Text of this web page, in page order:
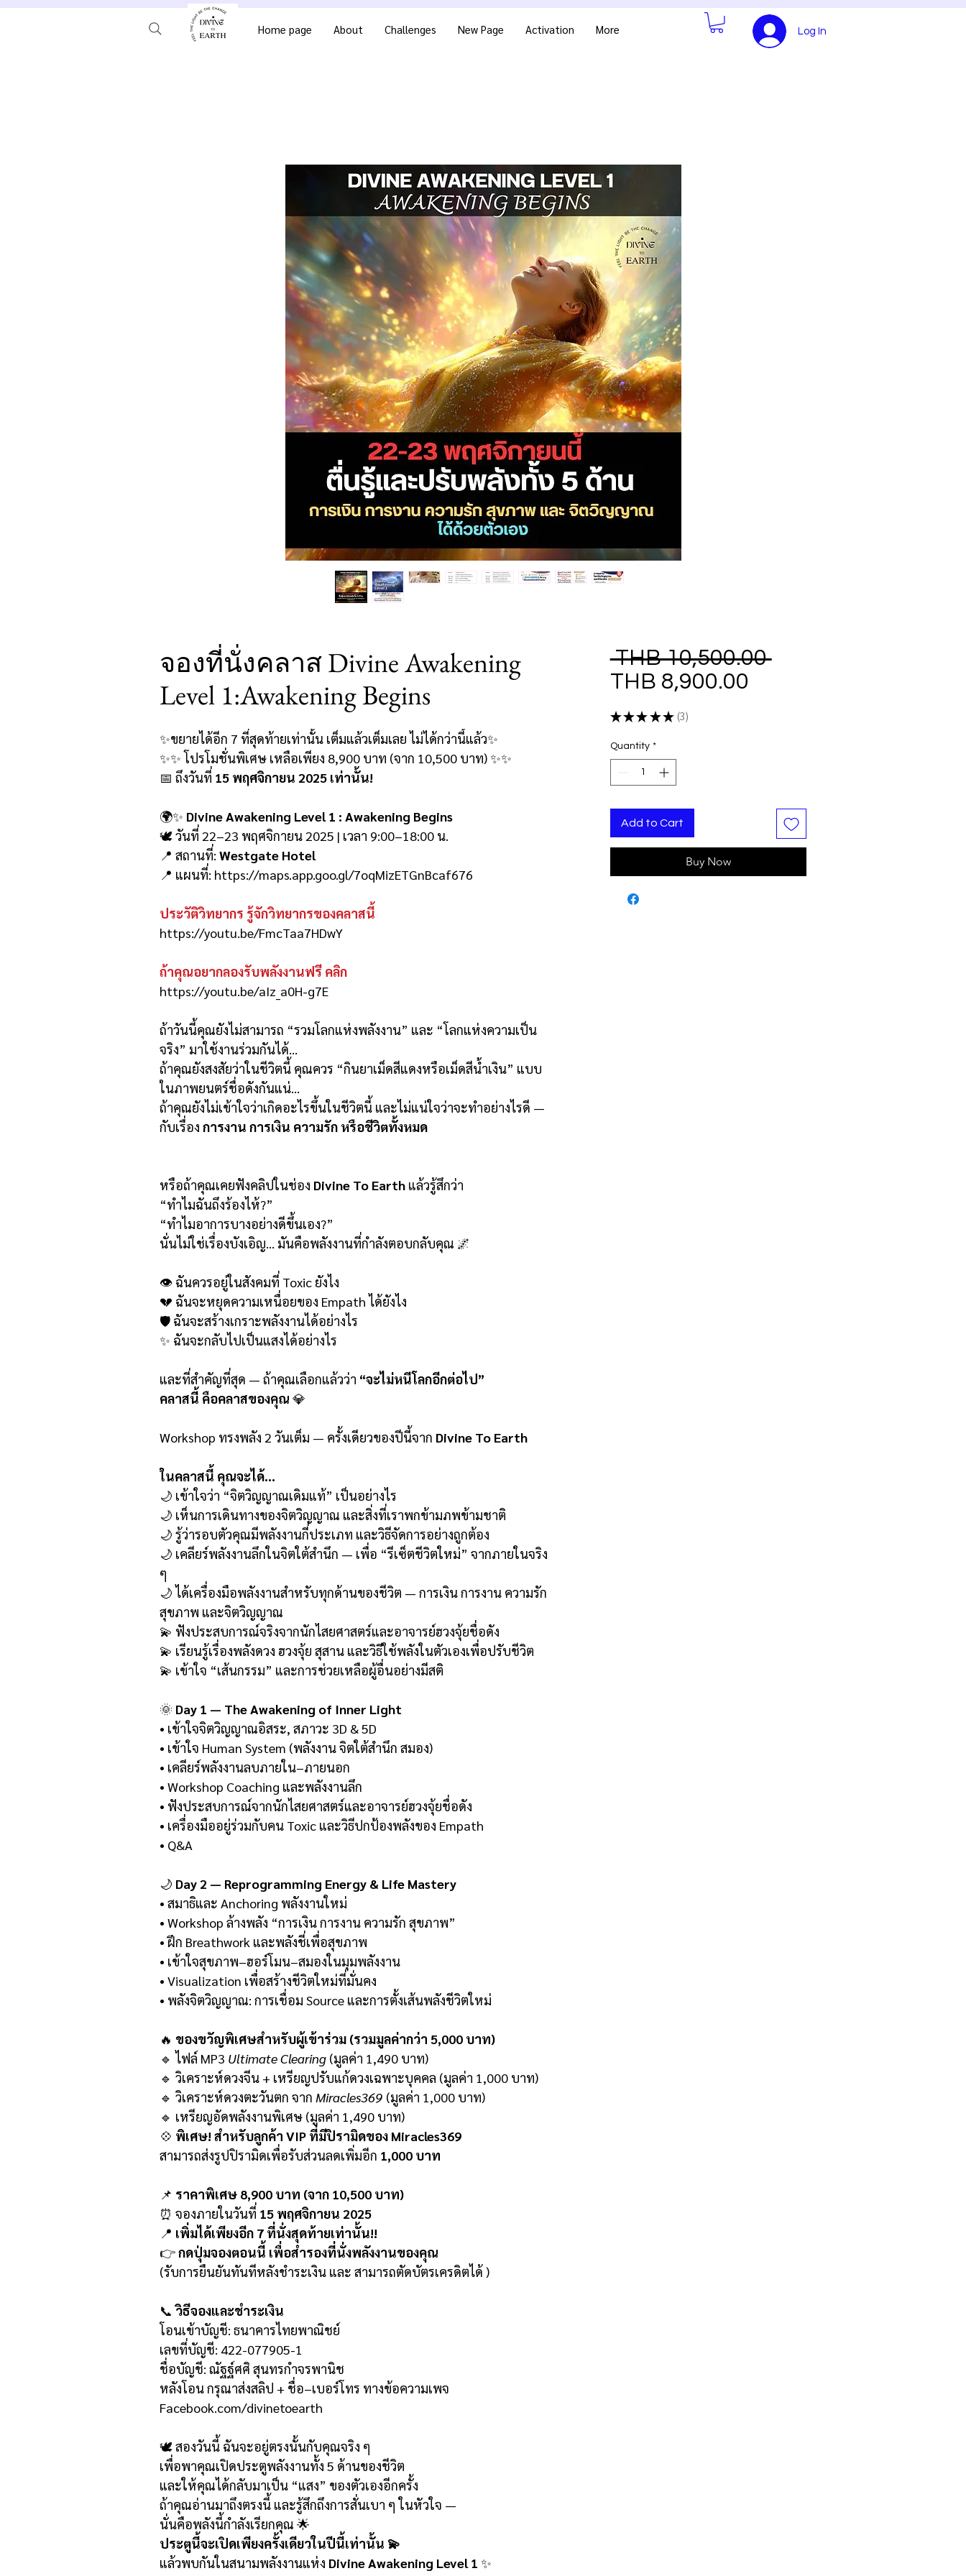
Home page About Challenges New Page Activation More Log In
จองที่นั่งคลาส Divine Awakening
Level 1:Awakening Begins
✨ขยายได้อีก 7 ที่สุดท้ายเท่านั้น เต็มแล้วเต็มเลย ไม่ได้กว่านี้แล้ว✨
✨✨ โปรโมชั่นพิเศษ เหลือเพียง 8,900 บาท (จาก 10,500 บาท) ✨✨
📅 ถึงวันที่ 15 พฤศจิกายน 2025 เท่านั้น!
🌍✨ Divine Awakening Level 1 : Awakening Begins
🕊️ วันที่ 22–23 พฤศจิกายน 2025 | เวลา 9:00–18:00 น.
📍 สถานที่: Westgate Hotel
📍 แผนที่: https://maps.app.goo.gl/7oqMizETGnBcaf676
ประวัติวิทยากร รู้จักวิทยากรของคลาสนี้
https://youtu.be/FmcTaa7HDwY
ถ้าคุณอยากลองรับพลังงานฟรี คลิก
https://youtu.be/aIz_a0H-g7E
ถ้าวันนี้คุณยังไม่สามารถ “รวมโลกแห่งพลังงาน” และ “โลกแห่งความเป็น
จริง” มาใช้งานร่วมกันได้...
ถ้าคุณยังสงสัยว่าในชีวิตนี้ คุณควร “กินยาเม็ดสีแดงหรือเม็ดสีน้ำเงิน” แบบ
ในภาพยนตร์ชื่อดังกันแน่...
ถ้าคุณยังไม่เข้าใจว่าเกิดอะไรขึ้นในชีวิตนี้ และไม่แน่ใจว่าจะทำอย่างไรดี —
กับเรื่อง การงาน การเงิน ความรัก หรือชีวิตทั้งหมด
หรือถ้าคุณเคยฟังคลิปในช่อง Divine To Earth แล้วรู้สึกว่า
“ทำไมฉันถึงร้องไห้?”
“ทำไมอาการบางอย่างดีขึ้นเอง?”
นั่นไม่ใช่เรื่องบังเอิญ... มันคือพลังงานที่กำลังตอบกลับคุณ 🌌
👁 ฉันควรอยู่ในสังคมที่ Toxic ยังไง
💔 ฉันจะหยุดความเหนื่อยของ Empath ได้ยังไง
🛡️ ฉันจะสร้างเกราะพลังงานได้อย่างไร
✨ ฉันจะกลับไปเป็นแสงได้อย่างไร
และที่สำคัญที่สุด — ถ้าคุณเลือกแล้วว่า “จะไม่หนีโลกอีกต่อไป”
คลาสนี้ คือคลาสของคุณ 💎
Workshop ทรงพลัง 2 วันเต็ม — ครั้งเดียวของปีนี้จาก Divine To Earth
ในคลาสนี้ คุณจะได้...
🌙 เข้าใจว่า “จิตวิญญาณเดิมแท้” เป็นอย่างไร
🌙 เห็นการเดินทางของจิตวิญญาณ และสิ่งที่เราพกข้ามภพข้ามชาติ
🌙 รู้ว่ารอบตัวคุณมีพลังงานกี่ประเภท และวิธีจัดการอย่างถูกต้อง
🌙 เคลียร์พลังงานลึกในจิตใต้สำนึก — เพื่อ “รีเซ็ตชีวิตใหม่” จากภายในจริง
ๆ
🌙 ได้เครื่องมือพลังงานสำหรับทุกด้านของชีวิต — การเงิน การงาน ความรัก
สุขภาพ และจิตวิญญาณ
💫 ฟังประสบการณ์จริงจากนักไสยศาสตร์และอาจารย์ฮวงจุ้ยชื่อดัง
💫 เรียนรู้เรื่องพลังดวง ฮวงจุ้ย สุสาน และวิธีใช้พลังในตัวเองเพื่อปรับชีวิต
💫 เข้าใจ “เส้นกรรม” และการช่วยเหลือผู้อื่นอย่างมีสติ
🌞 Day 1 — The Awakening of Inner Light
• เข้าใจจิตวิญญาณอิสระ, สภาวะ 3D & 5D
• เข้าใจ Human System (พลังงาน จิตใต้สำนึก สมอง)
• เคลียร์พลังงานลบภายใน–ภายนอก
• Workshop Coaching และพลังงานลึก
• ฟังประสบการณ์จากนักไสยศาสตร์และอาจารย์ฮวงจุ้ยชื่อดัง
• เครื่องมืออยู่ร่วมกับคน Toxic และวิธีปกป้องพลังของ Empath
• Q&A
🌙 Day 2 — Reprogramming Energy & Life Mastery
• สมาธิและ Anchoring พลังงานใหม่
• Workshop ล้างพลัง “การเงิน การงาน ความรัก สุขภาพ”
• ฝึก Breathwork และพลังชี่เพื่อสุขภาพ
• เข้าใจสุขภาพ–ฮอร์โมน–สมองในมุมพลังงาน
• Visualization เพื่อสร้างชีวิตใหม่ที่มั่นคง
• พลังจิตวิญญาณ: การเชื่อม Source และการตั้งเส้นพลังชีวิตใหม่
🔥 ของขวัญพิเศษสำหรับผู้เข้าร่วม (รวมมูลค่ากว่า 5,000 บาท)
🔹 ไฟล์ MP3 Ultimate Clearing (มูลค่า 1,490 บาท)
🔹 วิเคราะห์ดวงจีน + เหรียญปรับแก้ดวงเฉพาะบุคคล (มูลค่า 1,000 บาท)
🔹 วิเคราะห์ดวงตะวันตก จาก Miracles369 (มูลค่า 1,000 บาท)
🔹 เหรียญอัดพลังงานพิเศษ (มูลค่า 1,490 บาท)
💠 พิเศษ! สำหรับลูกค้า VIP ที่มีปิรามิดของ Miracles369
สามารถส่งรูปปิรามิดเพื่อรับส่วนลดเพิ่มอีก 1,000 บาท
📌 ราคาพิเศษ 8,900 บาท (จาก 10,500 บาท)
⏰ จองภายในวันที่ 15 พฤศจิกายน 2025
📍 เพิ่มได้เพียงอีก 7 ที่นั่งสุดท้ายเท่านั้น!!
👉กดปุ่มจองตอนนี้ เพื่อสำรองที่นั่งพลังงานของคุณ
(รับการยืนยันทันทีหลังชำระเงิน และ สามารถตัดบัตรเครดิตได้ )
📞วิธีจองและชำระเงิน
โอนเข้าบัญชี: ธนาคารไทยพาณิชย์
เลขที่บัญชี: 422-077905-1
ชื่อบัญชี: ณัฐฐ์ศศิ สุนทรกำจรพานิช
หลังโอน กรุณาส่งสลิป + ชื่อ–เบอร์โทร ทางข้อความเพจ
Facebook.com/divinetoearth
🕊️ สองวันนี้ ฉันจะอยู่ตรงนั้นกับคุณจริง ๆ
เพื่อพาคุณเปิดประตูพลังงานทั้ง 5 ด้านของชีวิต
และให้คุณได้กลับมาเป็น “แสง” ของตัวเองอีกครั้ง
ถ้าคุณอ่านมาถึงตรงนี้ และรู้สึกถึงการสั่นเบา ๆ ในหัวใจ —
นั่นคือพลังนี้กำลังเรียกคุณ 🌟
ประตูนี้จะเปิดเพียงครั้งเดียวในปีนี้เท่านั้น 💫
แล้วพบกันในสนามพลังงานแห่ง Divine Awakening Level 1 ✨
THB 10,500.00 Regular
THB 8,900.00
★ ★ ★ ★ ★ 3
3
Quantity *
Add to Cart
Buy Now